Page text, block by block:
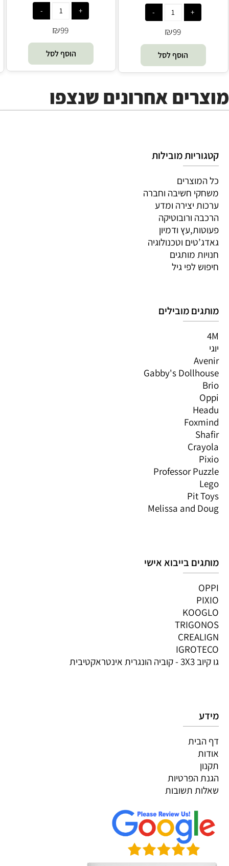
₪99
הוסף לסל
Foxmind Classic
₪99
הוסף לסל
מוצרים אחרונים שנצפו
קטגוריות מובילות
כל המוצרים
משחקי חשיבה וחברה
ערכות יצירה ומדע
הרכבה ורובוטיקה
פעוטות,עץ ודמיון
גאדג’טים וטכנולוגיה
חנויות מותגים
חיפוש לפי גיל
מותגים מובילים
4M
יוגי
Avenir
Gabby's Dollhouse
Brio
Oppi
Headu
Foxmind
Shafir
Crayola
Pixio
Professor Puzzle
Lego
Pit Toys
Melissa and Doug
מותגים בייבוא אישי
OPPI
PIXIO
KOOGLO
TRIGONOS
CREALIGN
IGROTECO
גו קיוב 3X3 - קוביה הונגרית אינטראקטיבית
מידע
דף הבית
אודות
תקנון
הגנת הפרטיות
שאלות תשובות